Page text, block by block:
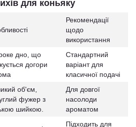
для коньяку
Рекомендації
щодо
використання
дно, що
догори
Стандартний
варіант для
класичної подачі
об'єм,
фужер з
шийкою.
Для довгої
насолоди
ароматом
Підходить для